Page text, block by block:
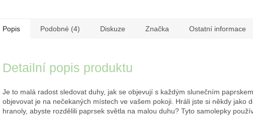
Popis Podobné (4) Diskuze Značka Ostatní informace
Detailní popis produktu
Je to malá radost sledovat duhy, jak se objevují s každým slunečním
objevovat je na nečekaných místech ve vašem pokoji. Hráli jste si někdy jako
hranoly, abyste rozdělili paprsek světla na malou duhu? Tyto samolepky